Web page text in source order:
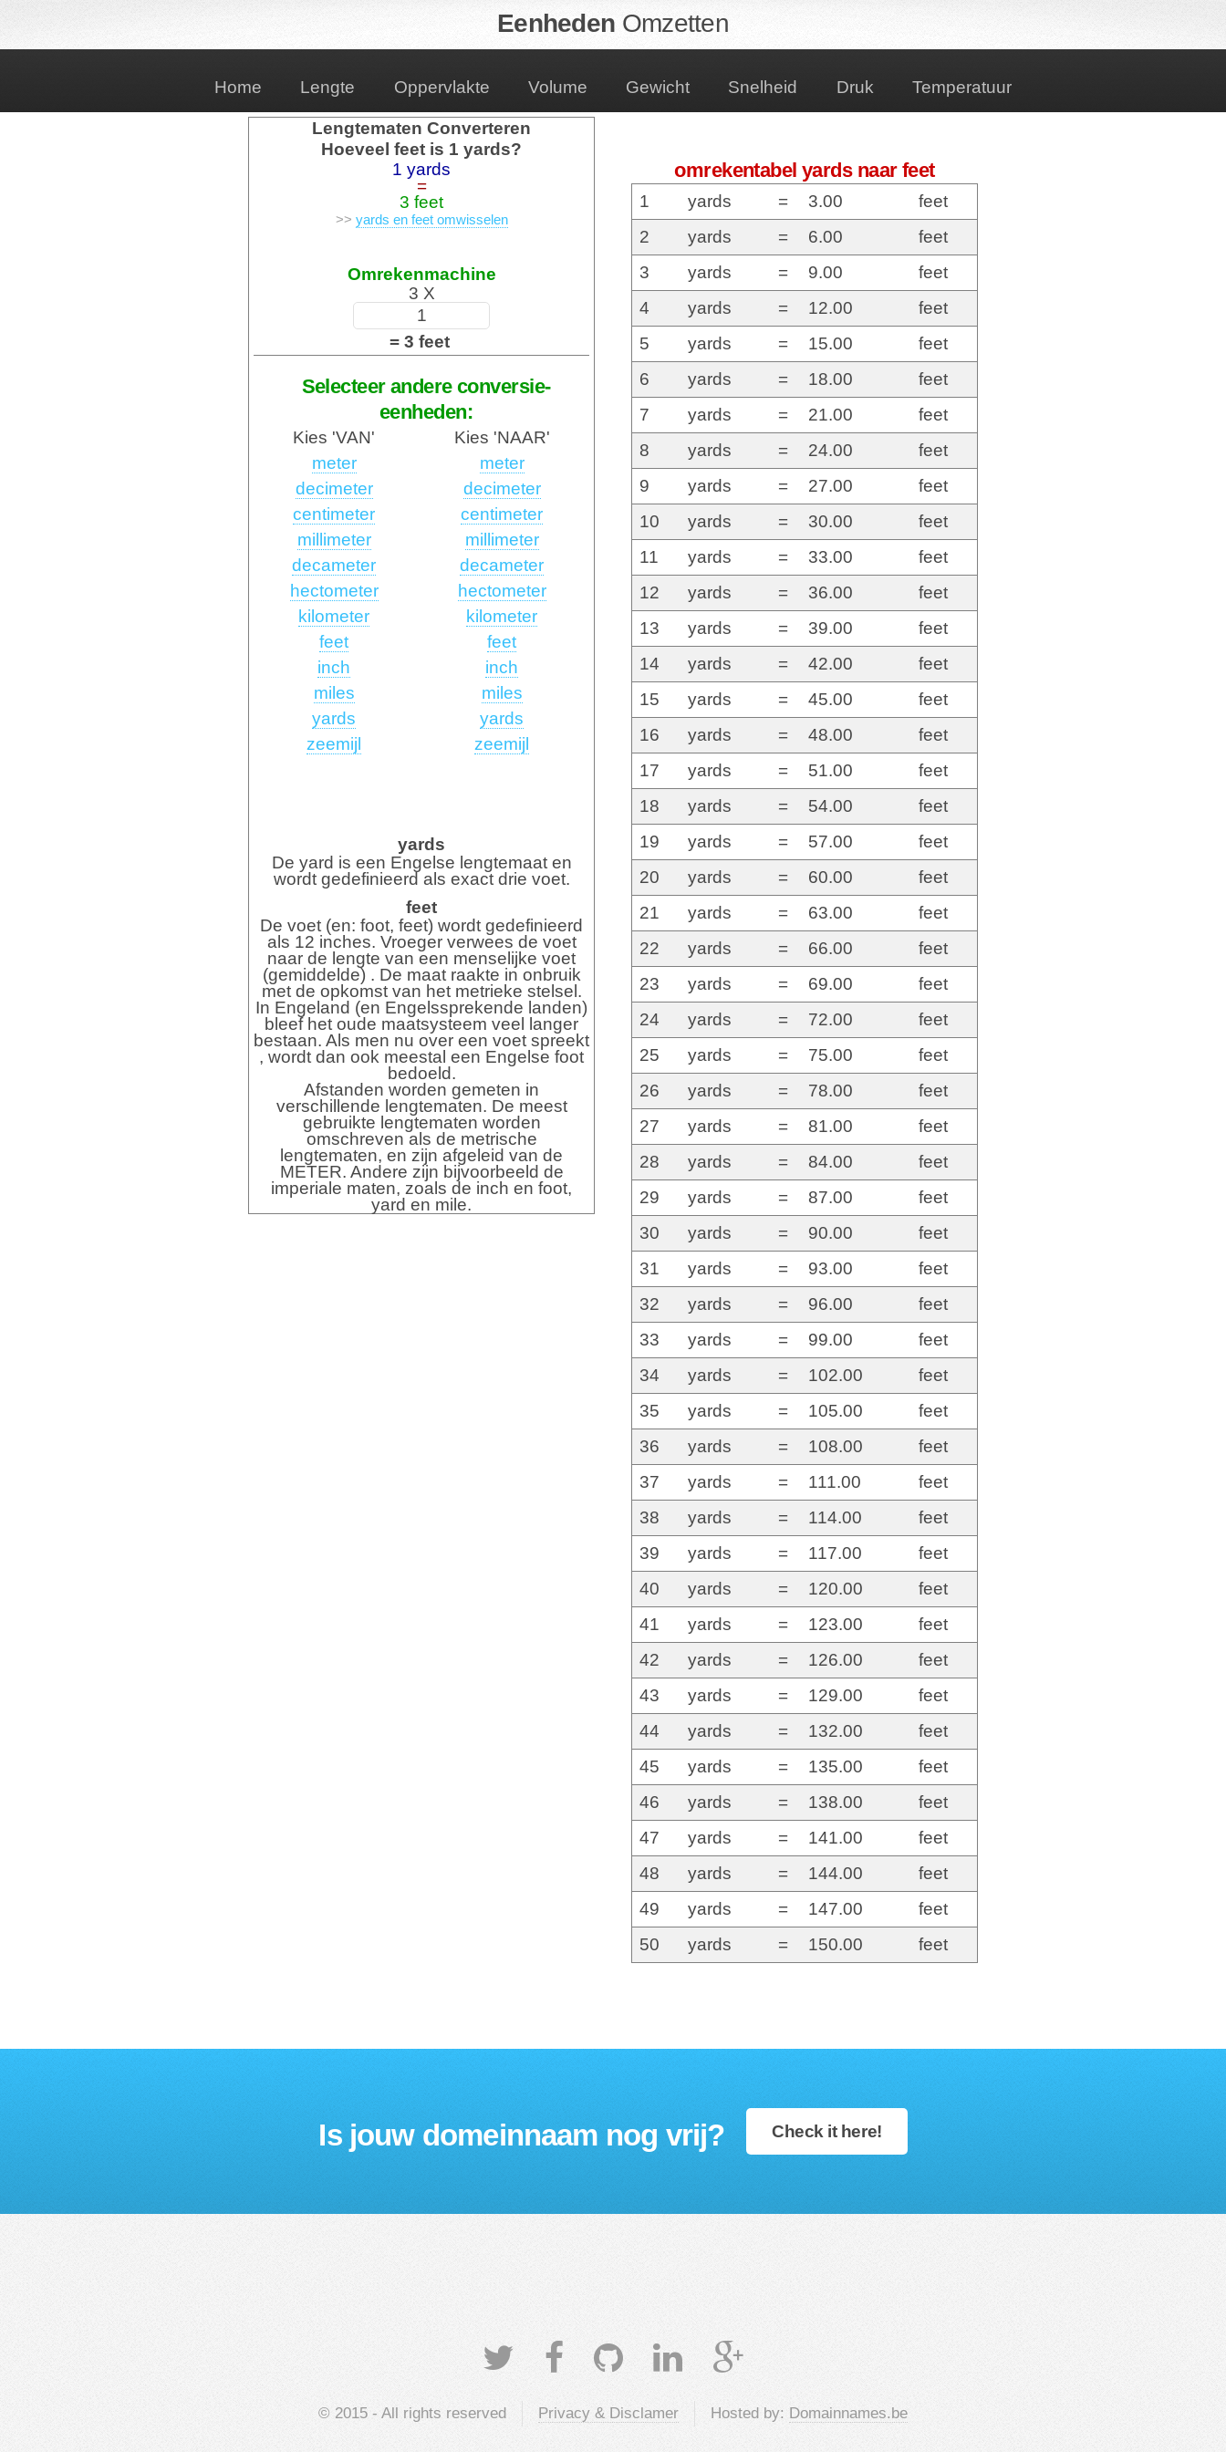
Eenheden Omzetten
Home Lengte Oppervlakte Volume Gewicht Snelheid Druk Temperatuur
Lengtematen Converteren
Hoeveel feet is 1 yards?
1 yards
=
3 feet
>> yards en feet omwisselen
Omrekenmachine
3 X
= 3 feet
Selecteer andere conversie-
eenheden:
Kies 'VAN'
Kies 'NAAR'
meter
decimeter
centimeter
millimeter
decameter
hectometer
kilometer
feet
inch
miles
yards
zeemijl
meter
decimeter
centimeter
millimeter
decameter
hectometer
kilometer
feet
inch
miles
yards
zeemijl
yards
De yard is een Engelse lengtemaat en
wordt gedefinieerd als exact drie voet.
feet
De voet (en: foot, feet) wordt gedefinieerd
als 12 inches. Vroeger verwees de voet
naar de lengte van een menselijke voet
(gemiddelde) . De maat raakte in onbruik
met de opkomst van het metrieke stelsel.
In Engeland (en Engelssprekende landen)
bleef het oude maatsysteem veel langer
bestaan. Als men nu over een voet spreekt
, wordt dan ook meestal een Engelse foot
bedoeld.
Afstanden worden gemeten in
verschillende lengtematen. De meest
gebruikte lengtematen worden
omschreven als de metrische
lengtematen, en zijn afgeleid van de
METER. Andere zijn bijvoorbeeld de
imperiale maten, zoals de inch en foot,
yard en mile.
omrekentabel yards naar feet
1 yards = 3.00
feet
2
yards = 6.00
feet
3
yards = 9.00
feet
4
yards = 12.00
feet
5
yards = 15.00
feet
6
yards = 18.00
feet
7
yards = 21.00
feet
8
yards = 24.00
feet
9
yards = 27.00
feet
10
yards = 30.00
feet
11
yards = 33.00
feet
12
yards = 36.00
feet
13
yards = 39.00
feet
14
yards = 42.00
feet
15
yards = 45.00
feet
16
yards = 48.00
feet
17
yards = 51.00
feet
18
yards = 54.00
feet
19
yards = 57.00
feet
20
yards = 60.00
feet
21
yards = 63.00
feet
22
yards = 66.00
feet
23
yards = 69.00
feet
24
yards = 72.00
feet
25
yards = 75.00
feet
26
yards = 78.00
feet
27
yards = 81.00
feet
28
yards = 84.00
feet
29
yards = 87.00
feet
30
yards = 90.00
feet
31
yards = 93.00
feet
32
yards = 96.00
feet
33
yards = 99.00
feet
34
yards = 102.00
feet
35
yards = 105.00
feet
36
yards = 108.00
feet
37
yards = 111.00
feet
38
yards = 114.00
feet
39
yards = 117.00
feet
40
yards = 120.00
feet
41
yards = 123.00
feet
42
yards = 126.00
feet
43
yards = 129.00
feet
44
yards = 132.00
feet
45
yards = 135.00
feet
46
yards = 138.00
feet
47
yards = 141.00
feet
48
yards = 144.00
feet
49
yards = 147.00
feet
50
yards = 150.00 feet
Is jouw domeinnaam nog vrij? Check it here!
© 2015 - All rights reserved Privacy & Disclamer Hosted by: Domainnames.be